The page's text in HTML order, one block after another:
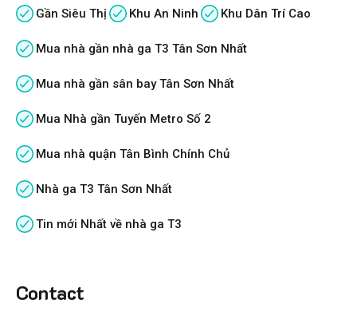
Gần Siêu Thị Khu An Ninh Khu Dân Trí Cao
Mua nhà gần nhà ga T3 Tân Sơn Nhất
Mua nhà gần sân bay Tân Sơn Nhất
Mua Nhà gần Tuyến Metro Số 2
Mua nhà quận Tân Bình Chính Chủ
Nhà ga T3 Tân Sơn Nhất
Tin mới Nhất về nhà ga T3
Contact